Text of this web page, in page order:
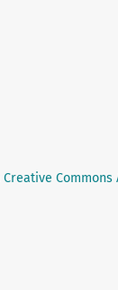
Creative